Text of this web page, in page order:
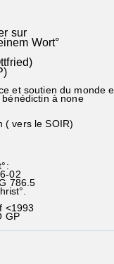
sur
Wort°
et soutien du monde
à none
( vers le SOIR)
02
786.5
<1993
GP